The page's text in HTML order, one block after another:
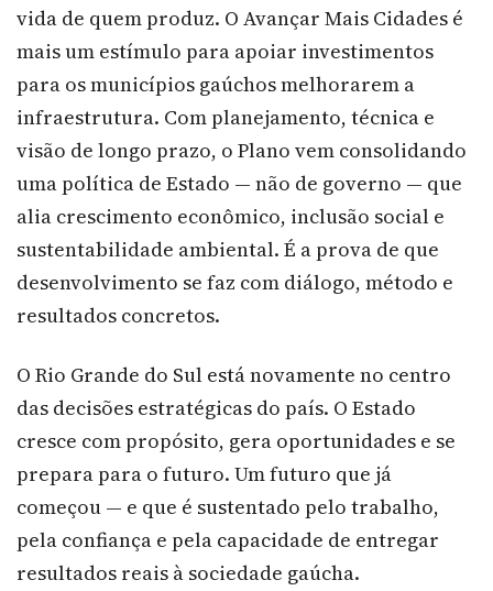
vida de quem produz. O Avançar Mais Cidades é
mais um estímulo para apoiar investimentos
para os municípios gaúchos melhorarem a
infraestrutura. Com planejamento, técnica e
visão de longo prazo, o Plano vem consolidando
uma política de Estado — não de governo — que
alia crescimento econômico, inclusão social e
sustentabilidade ambiental. É a prova de que
desenvolvimento se faz com diálogo, método e
resultados concretos.
O Rio Grande do Sul está novamente no centro
das decisões estratégicas do país. O Estado
cresce com propósito, gera oportunidades e se
prepara para o futuro. Um futuro que já
começou — e que é sustentado pelo trabalho,
pela confiança e pela capacidade de entregar
resultados reais à sociedade gaúcha.